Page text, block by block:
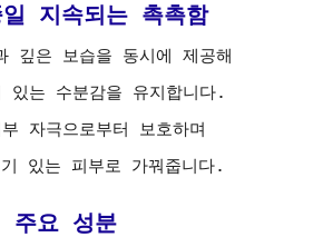
지속되는 촉촉함
깊은 보습을 동시에 제공해
있는 수분감을 유지합니다.
자극으로부터 보호하며
있는 피부로 가꿔줍니다.
주요 성분